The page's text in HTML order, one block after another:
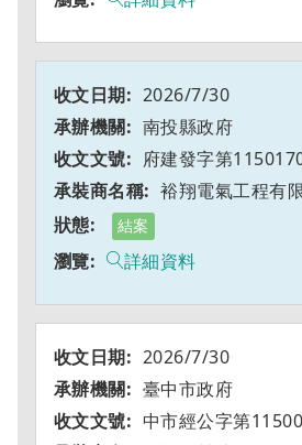
2026/7/30
南投縣政府
府建發字第
裕翔電氣工程有
結案
詳細資料
2026/7/30
臺中市政府
中市經公字第